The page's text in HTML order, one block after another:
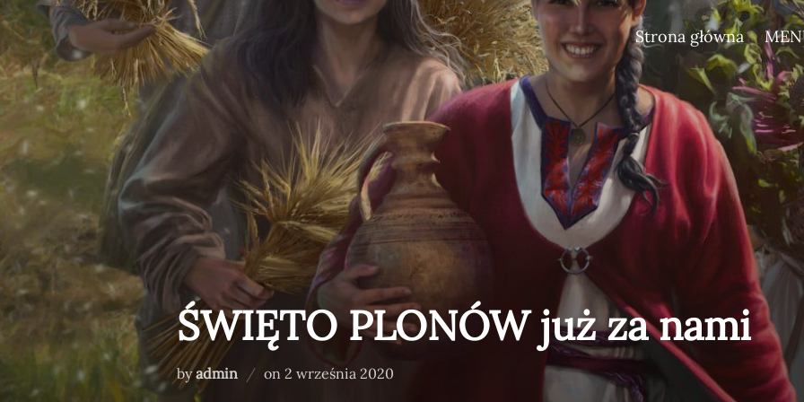
treści
to
content
Strona główna
ŚWIĘTO PLONÓW już za nami
byadmin on Posted
2 września 2020